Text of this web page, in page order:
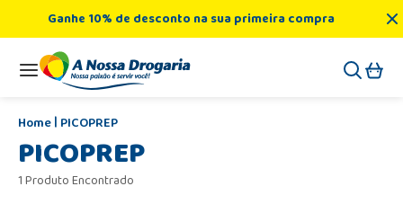
Ganhe 10% de desconto na sua primeira compra
PICOPREP
PICOPREP
1 Produto Encontrado